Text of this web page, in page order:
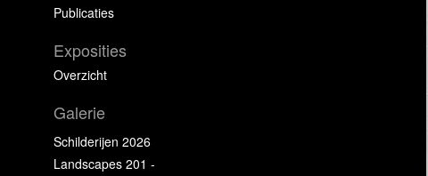
Publicaties
Exposities
Overzicht
Galerie
Schilderijen 2026
Landscapes 201 -